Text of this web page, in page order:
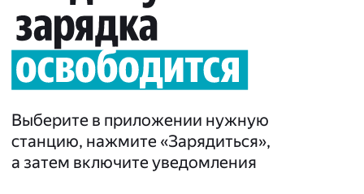
Выберите в приложении нужную
станцию, нажмите «Зарядиться»,
а затем включите уведомления